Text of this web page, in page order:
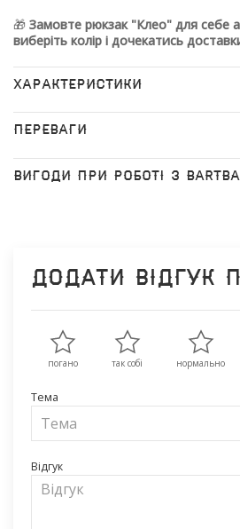
🎁 Замовте рюкзак "Клео" для себе
виберіть колір і дочекатись
ХАРАКТЕРИСТИКИ
ПЕРЕВАГИ
ВИГОДИ ПРИ РОБОТІ З
Додати відгук
погано так собі нормально
Тема
Відгук